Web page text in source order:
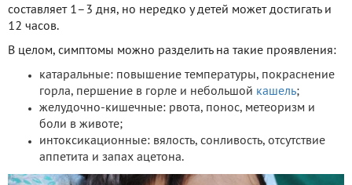
составляет 1–3 дня, но нередко у детей может достигать и
12 часов.
В целом, симптомы можно разделить на такие проявления:
катаральные: повышение температуры, покраснение
горла, першение в горле и небольшой кашель;
желудочно-кишечные: рвота, понос, метеоризм и
боли в животе;
интоксикационные: вялость, сонливость, отсутствие
аппетита и запах ацетона.